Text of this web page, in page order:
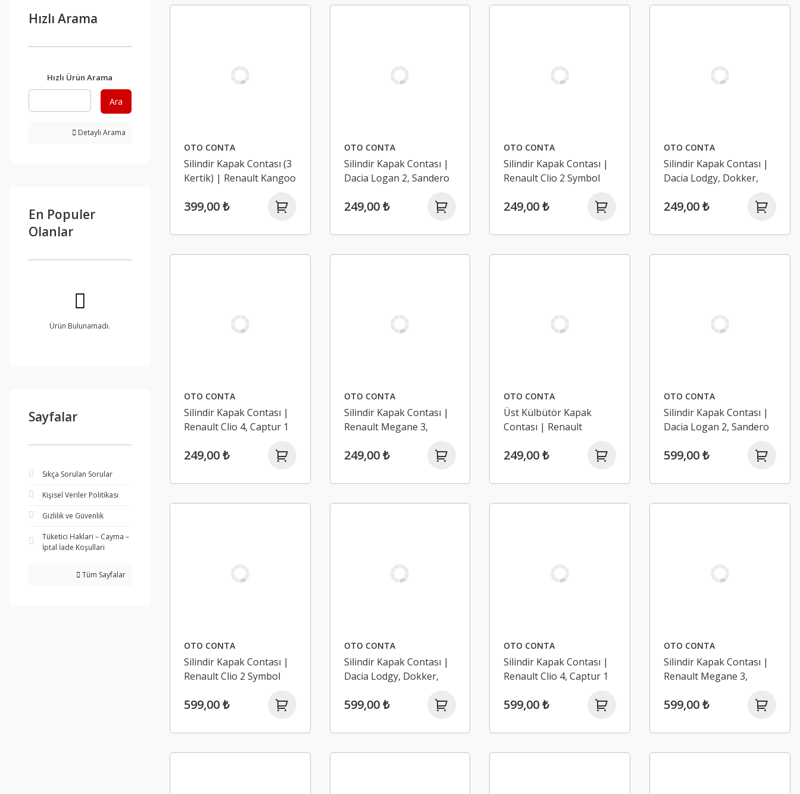
Hızlı Arama
Hızlı Ürün Arama
Ara
Detaylı Arama
En Populer
Olanlar
Ürün Bulunamadı.
Sayfalar
Sıkça Sorulan Sorular
Kişisel Veriler Politikası
Gizlilik ve Güvenlik
Tüketici Haklari – Cayma –
İptal İade Koşullari
Tüm Sayfalar
OTO CONTA
Silindir Kapak Contası (3
Kertik) | Renault Kangoo
399,00 ₺
OTO CONTA
Silindir Kapak Contası |
Dacia Logan 2, Sandero
249,00 ₺
OTO CONTA
Silindir Kapak Contası |
Renault Clio 2 Symbol
(Euro 5)
249,00 ₺
OTO CONTA
Silindir Kapak Contası |
Dacia Lodgy, Dokker,
5)
249,00 ₺
OTO CONTA
Silindir Kapak Contası |
Renault Clio 4, Captur 1
249,00 ₺
OTO CONTA
Silindir Kapak Contası |
Renault Megane 3,
5)
249,00 ₺
OTO CONTA
Üst Külbütör Kapak
Contası | Renault
Dci K9K (Euro 5)
249,00 ₺
OTO CONTA
Silindir Kapak Contası |
Dacia Logan 2, Sandero
599,00 ₺
OTO CONTA
Silindir Kapak Contası |
Renault Clio 2 Symbol
(Euro 5)
599,00 ₺
OTO CONTA
Silindir Kapak Contası |
Dacia Lodgy, Dokker,
5)
599,00 ₺
OTO CONTA
Silindir Kapak Contası |
Renault Clio 4, Captur 1
599,00 ₺
OTO CONTA
Silindir Kapak Contası |
Renault Megane 3,
5)
599,00 ₺